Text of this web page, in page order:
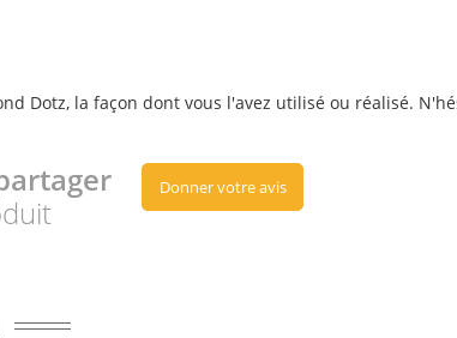
Dotz, la façon dont vous l'avez utilisé ou réalisé.
Donner votre avis